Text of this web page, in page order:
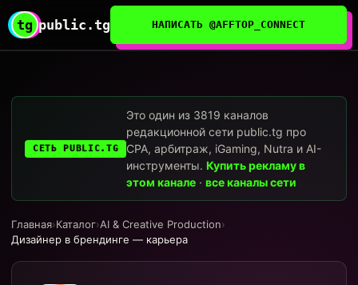
tg public.tg НАПИСАТЬ @AFFTOP_CONNECT
СЕТЬ PUBLIC.TG
Это один из 3819 каналов
редакционной сети public.tg про
CPA, арбитраж, iGaming, Nutra и AI-
инструменты.Купить рекламу в
этом канале ·все каналы сети
Главная›Каталог›AI & Creative Production›
Дизайнер в брендинге — карьера